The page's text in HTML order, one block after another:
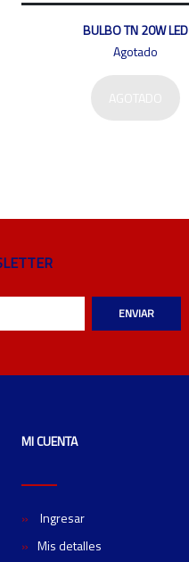
BULBO TN 20W LED
Agotado
ENVIAR
MI CUENTA
Ingresar
Mis detalles